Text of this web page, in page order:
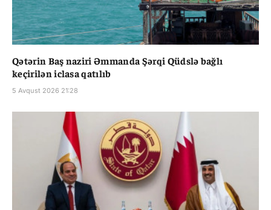
Qətərin Baş naziri Əmmanda Şərqi Qüdslə bağlı
keçirilən iclasa qatılıb
5 Avqust 2026 21:28